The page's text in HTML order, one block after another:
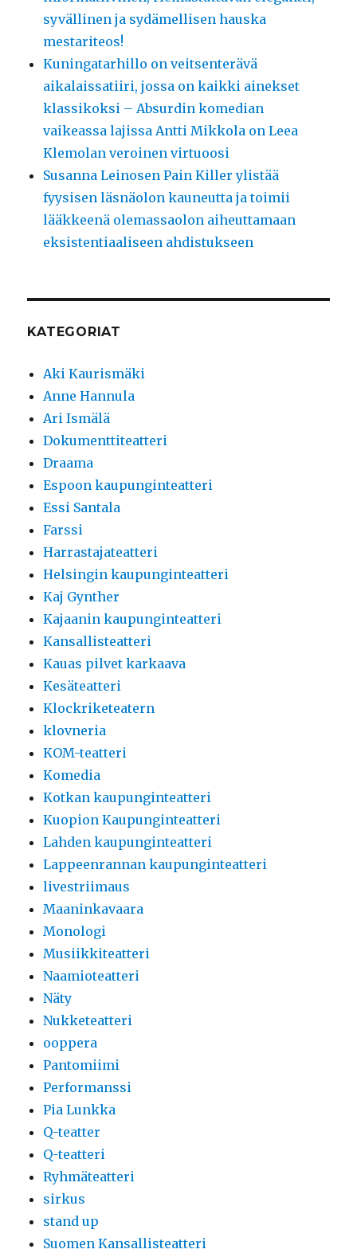
syvällinen ja sydämellisen hauska
mestariteos!
Kuningatarhillo on veitsenterävä
aikalaissatiiri, jossa on kaikki ainekset
klassikoksi – Absurdin komedian
vaikeassa lajissa Antti Mikkola on Leea
Klemolan veroinen virtuoosi
Susanna Leinosen Pain Killer ylistää
fyysisen läsnäolon kauneutta ja toimii
lääkkeenä olemassaolon aiheuttamaan
eksistentiaaliseen ahdistukseen
KATEGORIAT
Aki Kaurismäki
Anne Hannula
Ari Ismälä
Dokumenttiteatteri
Draama
Espoon kaupunginteatteri
Essi Santala
Farssi
Harrastajateatteri
Helsingin kaupunginteatteri
Kaj Gynther
Kajaanin kaupunginteatteri
Kansallisteatteri
Kauas pilvet karkaava
Kesäteatteri
Klockriketeatern
klovneria
KOM-teatteri
Komedia
Kotkan kaupunginteatteri
Kuopion Kaupunginteatteri
Lahden kaupunginteatteri
Lappeenrannan kaupunginteatteri
livestriimaus
Maaninkavaara
Monologi
Musiikkiteatteri
Naamioteatteri
Näty
Nukketeatteri
ooppera
Pantomiimi
Performanssi
Pia Lunkka
Q-teatter
Q-teatteri
Ryhmäteatteri
sirkus
stand up
Suomen Kansallisteatteri